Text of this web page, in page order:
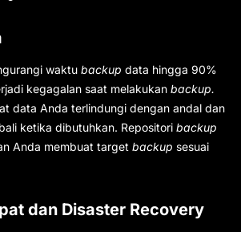
waktu backup data hingga 90%
kegagalan saat melakukan backup.
data Anda terlindungi dengan andal dan
ketika dibutuhkan. Repositori backup
Anda membuat target backup sesuai
dan Disaster Recovery